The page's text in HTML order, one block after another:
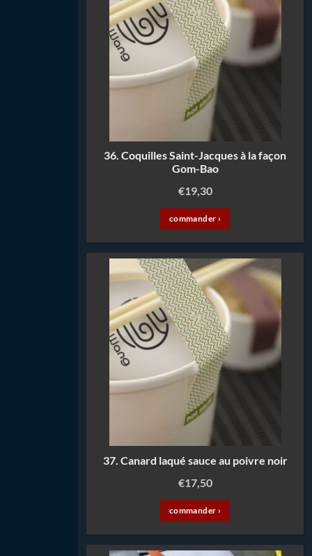
36. Coquilles Saint-Jacques à la façon
Gom-Bao
€19,30
commander ›
37. Canard laqué sauce au poivre noir
€17,50
commander ›